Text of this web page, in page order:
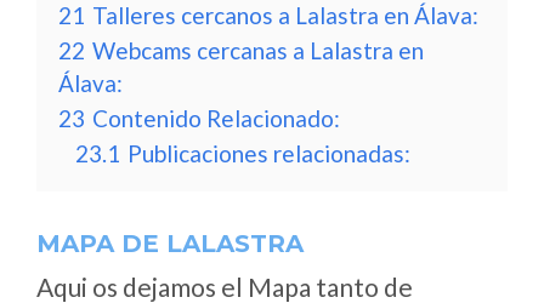
21 Talleres cercanos a Lalastra en Álava:
22 Webcams cercanas a Lalastra en
Álava:
23 Contenido Relacionado:
23.1 Publicaciones relacionadas:
MAPA DE LALASTRA
Aqui os dejamos el Mapa tanto de